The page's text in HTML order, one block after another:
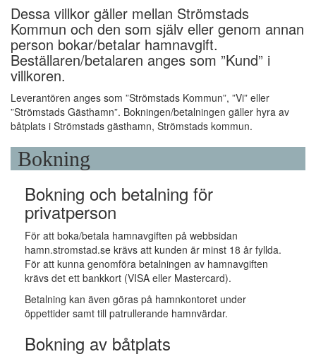
Dessa villkor gäller mellan Strömstads
Kommun och den som själv eller genom annan
person bokar/betalar hamnavgift.
Beställaren/betalaren anges som ”Kund” i
villkoren.
Leverantören anges som ”Strömstads Kommun”, ”Vi” eller
”Strömstads Gästhamn”. Bokningen/betalningen gäller hyra av
båtplats i Strömstads gästhamn, Strömstads kommun.
Bokning
Bokning och betalning för
privatperson
För att boka/betala hamnavgiften på webbsidan
hamn.stromstad.se krävs att kunden är minst 18 år fyllda.
För att kunna genomföra betalningen av hamnavgiften
krävs det ett bankkort (VISA eller Mastercard).
Betalning kan även göras på hamnkontoret under
öppettider samt till patrullerande hamnvärdar.
Bokning av båtplats